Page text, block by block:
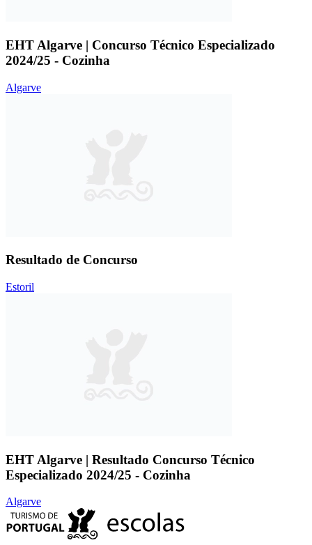
EHT Algarve | Concurso Técnico Especializado
2024/25 - Cozinha
Algarve
Resultado de Concurso
Estoril
EHT Algarve | Resultado Concurso Técnico
Especializado 2024/25 - Cozinha
Algarve